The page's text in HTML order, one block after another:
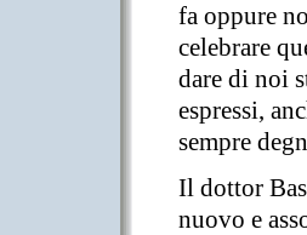
fa oppure
celebrare
dare di noi
espressi,
sempre
Il dottor
nuovo e